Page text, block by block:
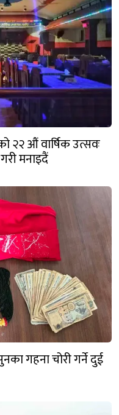
२२ औं वार्षिक उत्सवः
मनाइदैं
गहना चोरी गर्ने दुई